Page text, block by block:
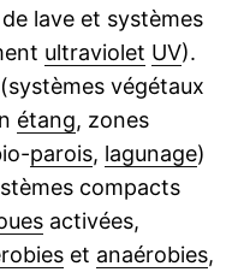
lave et systèmes
ultraviolet UV).
végétaux
étang, zones
parois, lagunage)
compacts
activées,
et anaérobies,